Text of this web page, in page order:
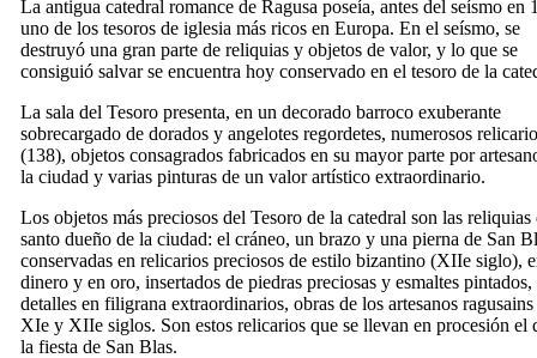
La antigua catedral romance de Ragusa poseía, antes del seísmo en
uno de los tesoros de iglesia más ricos en Europa. En el seísmo, se
destruyó una gran parte de reliquias y objetos de valor, y lo que se
consiguió salvar se encuentra hoy conservado en el tesoro de la
La sala del Tesoro presenta, en un decorado barroco exuberante
sobrecargado de dorados y angelotes regordetes, numerosos
(138), objetos consagrados fabricados en su mayor parte por
la ciudad y varias pinturas de un valor artístico extraordinario.
Los objetos más preciosos del Tesoro de la catedral son las reliquias
santo dueño de la ciudad: el cráneo, un brazo y una pierna de San
conservadas en relicarios preciosos de estilo bizantino (XIIe siglo),
dinero y en oro, insertados de piedras preciosas y esmaltes pintados,
detalles en filigrana extraordinarios, obras de los artesanos
XIe y XIIe siglos. Son estos relicarios que se llevan en procesión el
la fiesta de San Blas.